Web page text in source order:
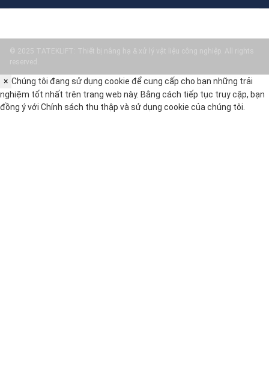
© 2025 TATEKLIFT: Thiết bị nâng hạ & xử lý vật liệu công nghiệp. All rights
reserved.
× Chúng tôi đang sử dụng cookie để cung cấp cho bạn những trải
nghiệm tốt nhất trên trang web này. Bằng cách tiếp tục truy cập, bạn
đồng ý với Chính sách thu thập và sử dụng cookie của chúng tôi.